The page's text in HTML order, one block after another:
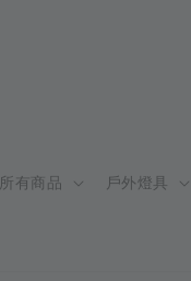
所有商品 戶外燈具